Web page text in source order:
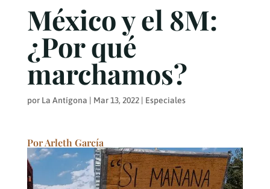
México y el 8M:
¿Por qué
marchamos?
por La Antígona | Mar 13, 2022| Especiales
Por Arleth García